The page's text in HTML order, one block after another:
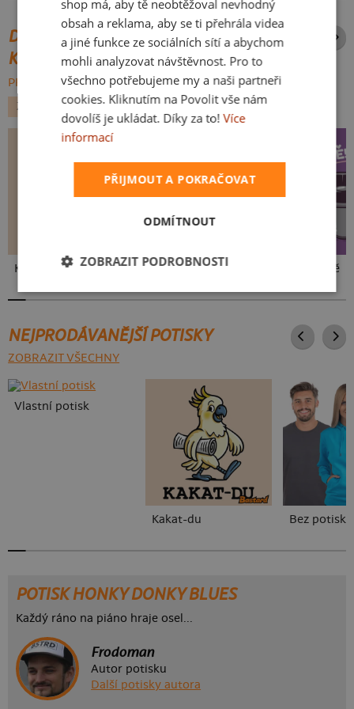
DALŠÍ POTISKY ZE STEJNÉ
KATEGORIE
PROCHÁZET VŠE:
ZVÍŘÁTKA
HUDBA
Kakat-du V pressu Ve formě
NEJPRODÁVANĚJŠÍ POTISKY
ZOBRAZIT VŠECHNY
Vlastní potisk
Kakat-du Bez potisku
POTISK HONKY DONKY BLUES
Každý ráno na piáno hraje osel...
Frodoman
Autor potisku
Další potisky autora
shop má, aby tě neobtěžoval nevhodný
obsah a reklama, aby se ti přehrála videa
a jiné funkce ze sociálních sítí a abychom
mohli analyzovat návštěvnost. Pro to
všechno potřebujeme my a naši partneři
cookies. Kliknutím na Povolit vše nám
dovolíš je ukládat. Díky za to! Více
informací
PŘIJMOUT A POKRAČOVAT
ODMÍTNOUT
ZOBRAZIT PODROBNOSTI